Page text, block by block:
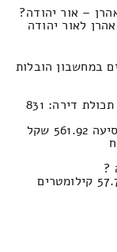
חדרים מביתן אהרן לאור יהודה
מוביל להובלה של בית 2 חדרים במחשבון הובלות
נפח חפצים במשאית : 20.13м³ | משקל תכולת דירה: 831
?